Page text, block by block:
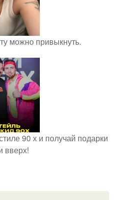
можно привыкнуть.
90 х и получай подарки
вверх!